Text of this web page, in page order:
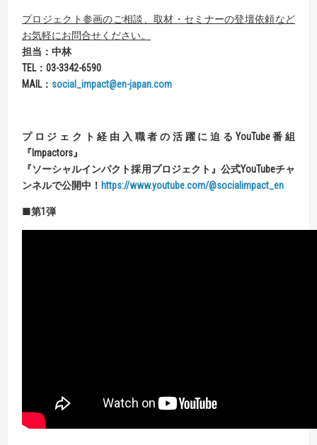
プロジェクト参画のご相談、取材・セミナーの登壇依頼など
お気軽にお問合せください。
担当：中林
TEL： 03-3342-6590
MAIL： social_impact@en-japan.com
プロジェクト経由入職者の活躍に迫る YouTube番組
『 Impactors』
『ソーシャルインパクト採用プロジェクト』 公式YouTubeチャ
ンネルで公開中！ https://www.youtube.com/@socialimpact_en
■第1 弾